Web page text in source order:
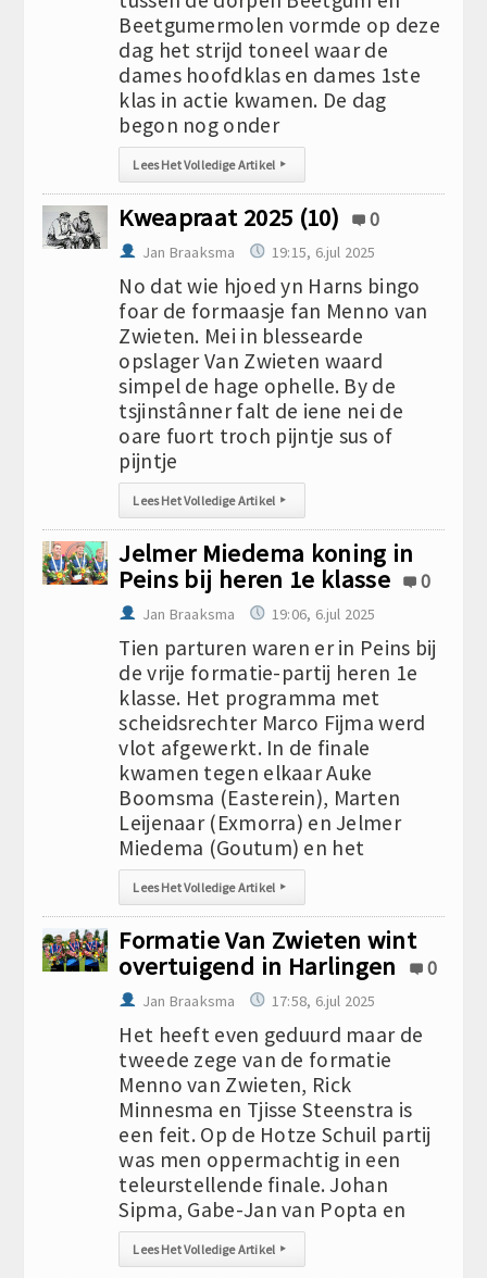
Beetgumermolen vormde op deze
dag het strijd toneel waar de
dames hoofdklas en dames 1ste
klas in actie kwamen. De dag
begon nog onder
Lees Het Volledige Artikel ▸
Kweapraat 2025 (10) 0
Jan Braaksma 19:15, 6.jul 2025
No dat wie hjoed yn Harns bingo
foar de formaasje fan Menno van
Zwieten. Mei in blessearde
opslager Van Zwieten waard
simpel de hage ophelle. By de
tsjinstânner falt de iene nei de
oare fuort troch pijntje sus of
pijntje
Lees Het Volledige Artikel ▸
Jelmer Miedema koning in
Peins bij heren 1e klasse
0
Jan Braaksma 19:06, 6.jul 2025
Tien parturen waren er in Peins bij
de vrije formatie-partij heren 1e
klasse. Het programma met
scheidsrechter Marco Fijma werd
vlot afgewerkt. In de finale
kwamen tegen elkaar Auke
Boomsma (Easterein), Marten
Leijenaar (Exmorra) en Jelmer
Miedema (Goutum) en het
Lees Het Volledige Artikel ▸
Formatie Van Zwieten wint
overtuigend in Harlingen
0
Jan Braaksma 17:58, 6.jul 2025
Het heeft even geduurd maar de
tweede zege van de formatie
Menno van Zwieten, Rick
Minnesma en Tjisse Steenstra is
een feit. Op de Hotze Schuil partij
was men oppermachtig in een
teleurstellende finale. Johan
Sipma, Gabe-Jan van Popta en
Lees Het Volledige Artikel ▸